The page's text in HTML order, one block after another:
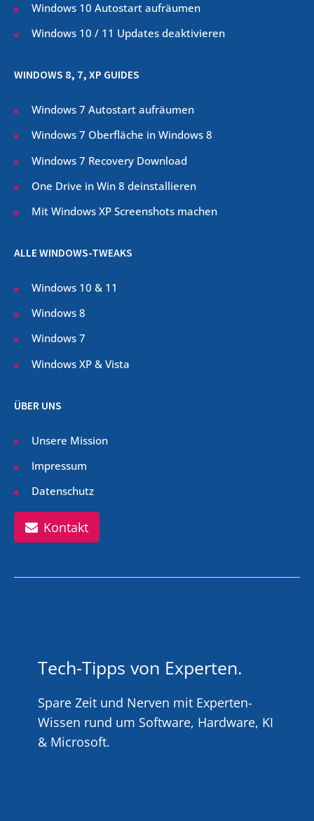
Windows 10 Autostart aufräumen
Windows 10 / 11 Updates deaktivieren
WINDOWS 8, 7, XP GUIDES
Windows 7 Autostart aufräumen
Windows 7 Oberfläche in Windows 8
Windows 7 Recovery Download
One Drive in Win 8 deinstallieren
Mit Windows XP Screenshots machen
ALLE WINDOWS-TWEAKS
Windows 10 & 11
Windows 8
Windows 7
Windows XP & Vista
ÜBER UNS
Unsere Mission
Impressum
Datenschutz
Kontakt
Tech-Tipps von Experten.
Spare Zeit und Nerven mit Experten-
Wissen rund um Software, Hardware, KI
& Microsoft.